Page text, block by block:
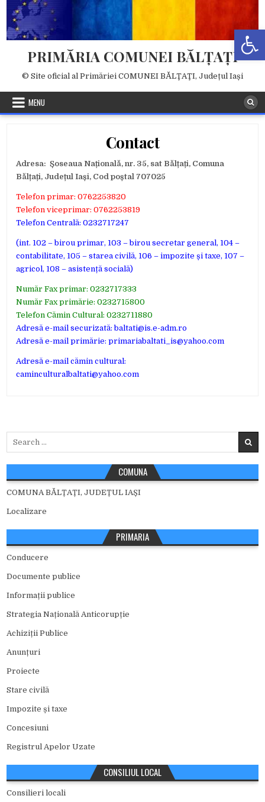
content
PRIMĂRIA COMUNEI BĂLŢAŢI
© Site oficial al Primăriei COMUNEI BĂLŢAŢI, Județul Iași
MENU
Contact
Adresa: Șoseaua Națională, nr. 35, sat Bălțați, Comuna
Bălțați, Județul Iași, Cod poștal 707025
Telefon primar: 0762253820
Telefon viceprimar: 0762253819
Telefon Centrală: 0232717247
(int. 102 – birou primar, 103 – birou secretar general, 104 –
contabilitate, 105 – starea civilă, 106 – impozite și taxe, 107 –
agricol, 108 – asistență socială)
Număr Fax primar: 0232717333
Număr Fax primărie: 0232715800
Telefon Cămin Cultural: 0232711880
Adresă e-mail securizată: baltati@is.e-adm.ro
Adresă e-mail primărie: primariabaltati_is@yahoo.com
Adresă e-mail cămin cultural:
caminculturalbaltati@yahoo.com
COMUNA
COMUNA BĂLȚAȚI, JUDEȚUL IAȘI
Localizare
PRIMARIA
Conducere
Documente publice
Informații publice
Strategia Națională Anticorupție
Achiziții Publice
Anunțuri
Proiecte
Stare civilă
Impozite și taxe
Concesiuni
Registrul Apelor Uzate
CONSILIUL LOCAL
Consilieri locali